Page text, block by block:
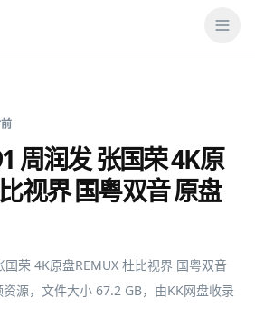
周润发 张国荣 4K原
视界 国粤双音 原盘
荣 4K原盘REMUX 杜比视界 国粤双音
源，文件大小 67.2 GB，由KK网盘收录